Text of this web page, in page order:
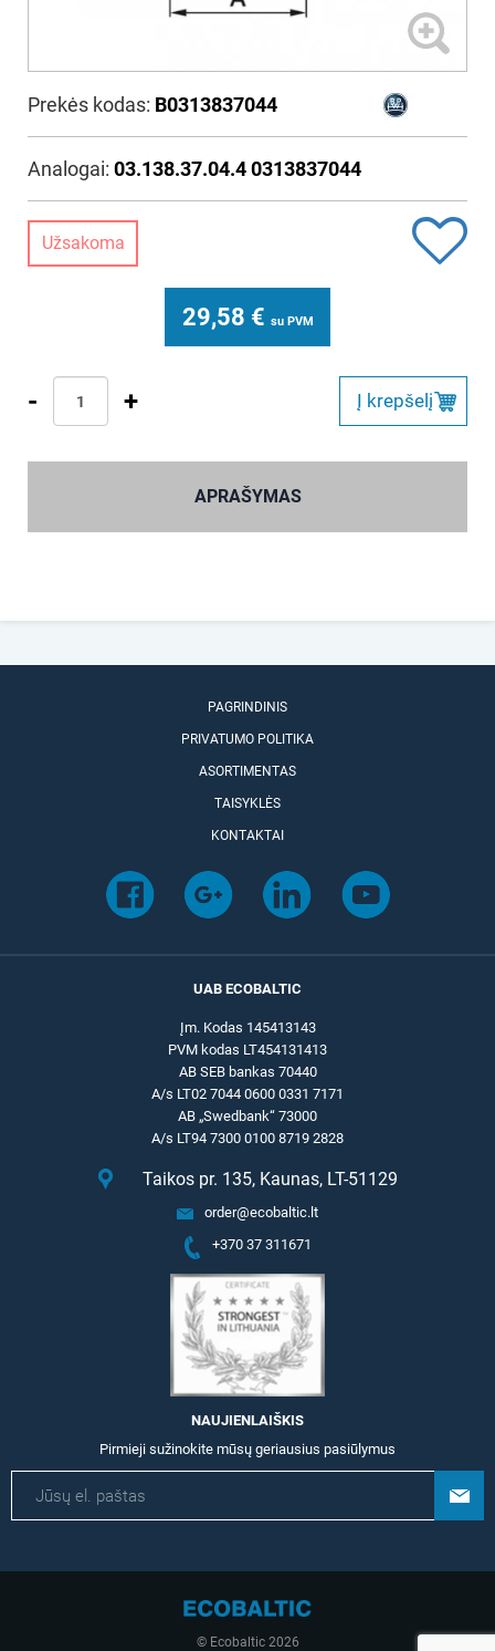
Prekės kodas: B0313837044
Analogai: 03.138.37.04.4 0313837044
Užsakoma
29,58 € su PVM
- + Į krepšelį
APRAŠYMAS
PAGRINDINIS
PRIVATUMO POLITIKA
ASORTIMENTAS
TAISYKLĖS
KONTAKTAI
UAB ECOBALTIC
Įm. Kodas 145413143
PVM kodas LT454131413
AB SEB bankas 70440
A/s LT02 7044 0600 0331 7171
AB „Swedbank“ 73000
A/s LT94 7300 0100 8719 2828
Taikos pr. 135, Kaunas, LT-51129
order@ecobaltic.lt
+370 37 311671
NAUJIENLAIŠKIS
Pirmieji sužinokite mūsų geriausius pasiūlymus
© Ecobaltic 2026